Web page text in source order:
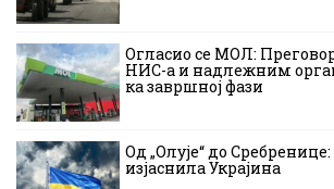
Огласио се МОЛ:
НИС-а и надлежним
ка завршној фази
Од „Олује“ до
изјаснила Украјина